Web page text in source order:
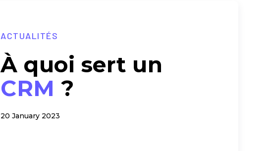
ACTUALITÉS
À quoi sert un
CRM ?
20 January 2023